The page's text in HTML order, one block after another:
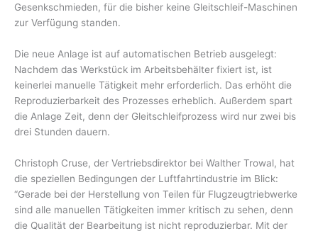
Gesenkschmieden, für die bisher keine Gleitschleif-Maschinen
zur Verfügung standen.
Die neue Anlage ist auf automatischen Betrieb ausgelegt:
Nachdem das Werkstück im Arbeitsbehälter fixiert ist, ist
keinerlei manuelle Tätigkeit mehr erforderlich. Das erhöht die
Reproduzierbarkeit des Prozesses erheblich. Außerdem spart
die Anlage Zeit, denn der Gleitschleifprozess wird nur zwei bis
drei Stunden dauern.
Christoph Cruse, der Vertriebsdirektor bei Walther Trowal, hat
die speziellen Bedingungen der Luftfahrtindustrie im Blick:
“Gerade bei der Herstellung von Teilen für Flugzeugtriebwerke
sind alle manuellen Tätigkeiten immer kritisch zu sehen, denn
die Qualität der Bearbeitung ist nicht reproduzierbar. Mit der